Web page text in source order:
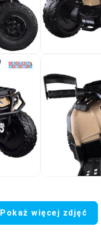
Pokaż więcej zdjęć